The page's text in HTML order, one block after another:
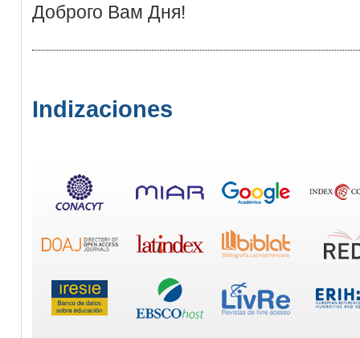
Доброго Вам Дня!
Indizaciones